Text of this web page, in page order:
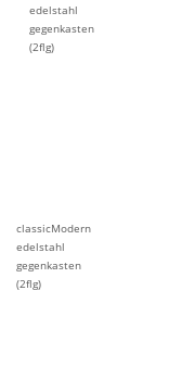
edelstahl
gegenkasten
(2flg)
classicModern
edelstahl
gegenkasten
(2flg)